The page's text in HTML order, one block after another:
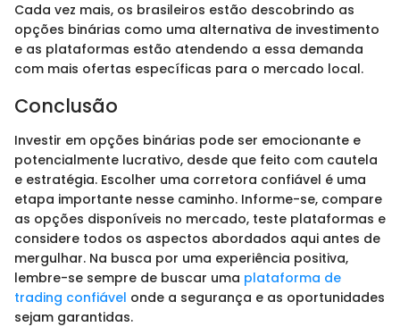
Cada vez mais, os brasileiros estão descobrindo as
opções binárias como uma alternativa de investimento
e as plataformas estão atendendo a essa demanda
com mais ofertas específicas para o mercado local.
Conclusão
Investir em opções binárias pode ser emocionante e
potencialmente lucrativo, desde que feito com cautela
e estratégia. Escolher uma corretora confiável é uma
etapa importante nesse caminho. Informe-se, compare
as opções disponíveis no mercado, teste plataformas e
considere todos os aspectos abordados aqui antes de
mergulhar. Na busca por uma experiência positiva,
lembre-se sempre de buscar uma plataforma de
trading confiável onde a segurança e as oportunidades
sejam garantidas.